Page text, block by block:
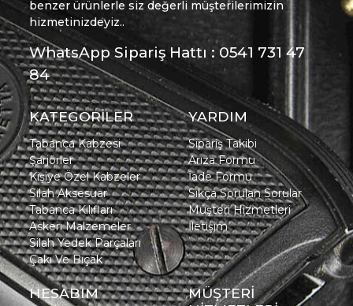
benzer ürünlerle siz değerli müşterilerimizin
hizmetinizdeyiz..
WhatsApp Sipariş Hattı : 0541 731 47
84
KATEGORİLER
Tabanca Kabzesi
Şarjörler
Kişiye Özel Kabzeler
Silah Aksesuar
Tabanca Kılıfları
Askeri Malzemeler
Silah Yedek Parçaları
Çakı Ve Bıçak
YARDIM
Sipariş Takibi
Arıza Formu
İade Formu
Sıkça Sorulan Sorular
Müşteri Hizmetleri
İletişim
HESABIM
MÜŞTERİ